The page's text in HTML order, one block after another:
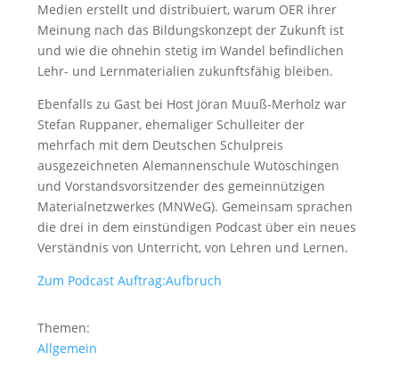
Medien erstellt und distribuiert, warum OER ihrer
Meinung nach das Bildungskonzept der Zukunft ist
und wie die ohnehin stetig im Wandel befindlichen
Lehr- und Lernmaterialien zukunftsfähig bleiben.
Ebenfalls zu Gast bei Host Jöran Muuß-Merholz war
Stefan Ruppaner, ehemaliger Schulleiter der
mehrfach mit dem Deutschen Schulpreis
ausgezeichneten Alemannenschule Wutöschingen
und Vorstandsvorsitzender des gemeinnützigen
Materialnetzwerkes (MNWeG). Gemeinsam sprachen
die drei in dem einstündigen Podcast über ein neues
Verständnis von Unterricht, von Lehren und Lernen.
Zum Podcast Auftrag:Aufbruch
Themen:
Allgemein